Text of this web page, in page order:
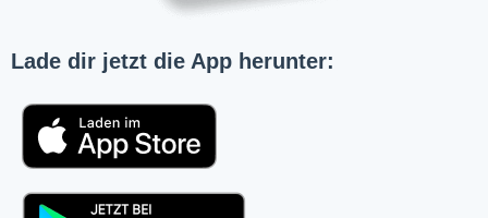
Lade dir jetzt die App herunter: